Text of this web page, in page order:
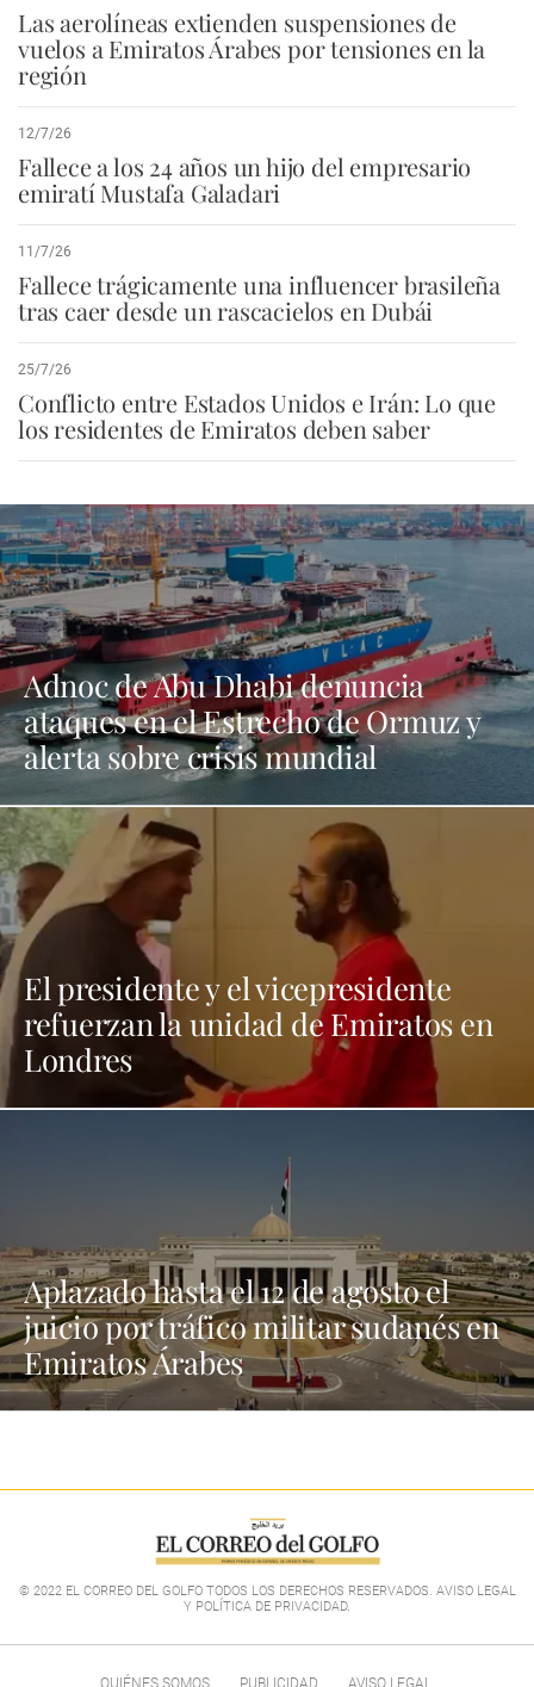
Las aerolíneas extienden suspensiones de
vuelos a Emiratos Árabes por tensiones en la
región
12/7/26
Fallece a los 24 años un hijo del empresario
emiratí Mustafa Galadari
11/7/26
Fallece trágicamente una influencer brasileña
tras caer desde un rascacielos en Dubái
25/7/26
Conflicto entre Estados Unidos e Irán: Lo que
los residentes de Emiratos deben saber
Adnoc de Abu Dhabi denuncia
ataques en el Estrecho de Ormuz y
alerta sobre crisis mundial
El presidente y el vicepresidente
refuerzan la unidad de Emiratos en
Londres
Aplazado hasta el 12 de agosto el
juicio por tráfico militar sudanés en
Emiratos Árabes
© 2022 EL CORREO DEL GOLFO TODOS LOS DERECHOS RESERVADOS. AVISO LEGAL
Y POLÍTICA DE PRIVACIDAD.